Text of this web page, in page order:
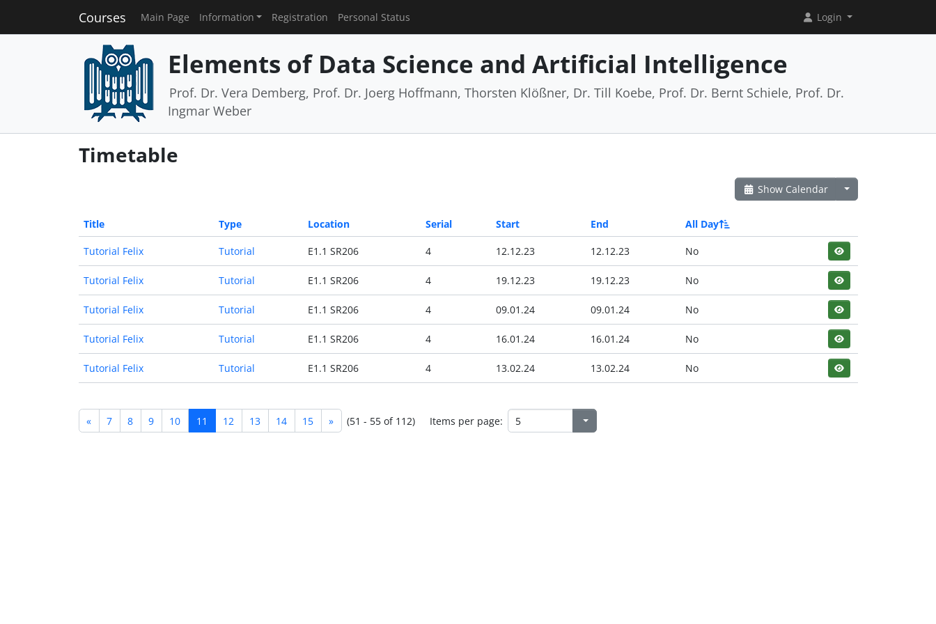
Courses Main Page Information Registration Personal Status Login
Elements of Data Science and Artificial Intelligence
Prof. Dr. Vera Demberg, Prof. Dr. Joerg Hoffmann, Thorsten Klößner, Dr. Till Koebe, Prof. Dr. Bernt Schiele, Prof. Dr.
Ingmar Weber
Timetable
Show Calendar
Title Type Location Serial Start End All Day
Tutorial Felix Tutorial E1.1 SR206 4 12.12.23 12.12.23 No
Tutorial Felix Tutorial E1.1 SR206 4 19.12.23 19.12.23 No
Tutorial Felix Tutorial E1.1 SR206 4 09.01.24 09.01.24 No
Tutorial Felix Tutorial E1.1 SR206 4 16.01.24 16.01.24 No
Tutorial Felix Tutorial E1.1 SR206 4 13.02.24 13.02.24 No
« 7 8 9 10 11 12 13 14 15 » (51 - 55 of 112) Items per page: